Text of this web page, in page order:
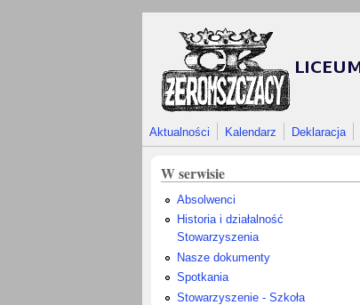
Aktualności Kalendarz Deklaracja
W serwisie
Absolwenci
Historia i działalność
Stowarzyszenia
Nasze dokumenty
Spotkania
Stowarzyszenie - Szkoła